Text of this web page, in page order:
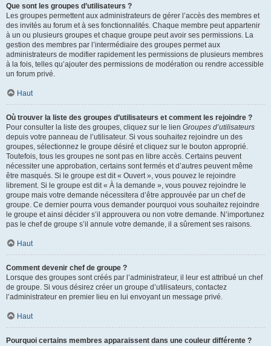
Que sont les groupes d’utilisateurs ?
Les groupes permettent aux administrateurs de gérer l’accès des membres et
des invités au forum et à ses fonctionnalités. Chaque membre peut appartenir
à un ou plusieurs groupes et chaque groupe peut avoir ses permissions. La
gestion des membres par l’intermédiaire des groupes permet aux
administrateurs de modifier rapidement les permissions de plusieurs membres
à la fois, telles qu’ajouter des permissions de modération ou rendre accessible
un forum privé.
Haut
Où trouver la liste des groupes d’utilisateurs et comment les rejoindre ?
Pour consulter la liste des groupes, cliquez sur le lien Groupes d’utilisateurs
depuis votre panneau de l’utilisateur. Si vous souhaitez rejoindre un des
groupes, sélectionnez le groupe désiré et cliquez sur le bouton approprié.
Toutefois, tous les groupes ne sont pas en libre accès. Certains peuvent
nécessiter une approbation, certains sont fermés et d’autres peuvent même
être masqués. Si le groupe est dit « Ouvert », vous pouvez le rejoindre
librement. Si le groupe est dit « À la demande », vous pouvez rejoindre le
groupe mais votre demande nécessitera d’être approuvée par un chef de
groupe. Ce dernier pourra vous demander pourquoi vous souhaitez rejoindre
le groupe et ainsi décider s’il approuvera ou non votre demande. N’importunez
pas le chef de groupe s’il annule votre demande, il a sûrement ses raisons.
Haut
Comment devenir chef de groupe ?
Lorsque des groupes sont créés par l’administrateur, il leur est attribué un chef
de groupe. Si vous désirez créer un groupe d’utilisateurs, contactez
l’administrateur en premier lieu en lui envoyant un message privé.
Haut
Pourquoi certains membres apparaissent dans une couleur différente ?